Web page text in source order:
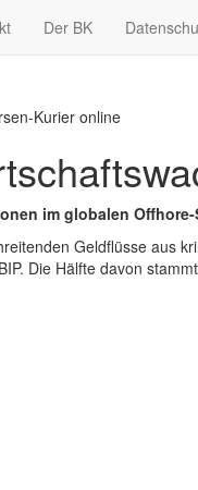
Der BK
Kurier online
im globalen
Geldflüsse aus
Die Hälfte davon